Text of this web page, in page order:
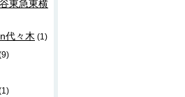
東急東横
代々木 (1)